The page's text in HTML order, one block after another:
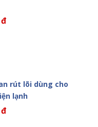
rút lõi dùng cho
lạnh